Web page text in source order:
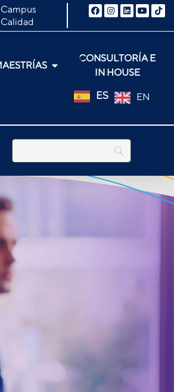
Campus
Calidad
CONSULTORÍA E
IN HOUSE
ES EN